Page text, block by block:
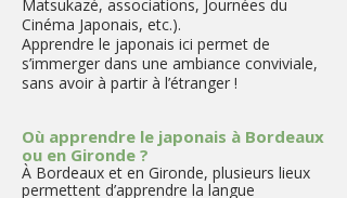
Matsukazé, associations, Journées du
Cinéma Japonais, etc.).
Apprendre le japonais ici permet de
s’immerger dans une ambiance conviviale,
sans avoir à partir à l’étranger !
Où apprendre le japonais à Bordeaux
ou en Gironde ?
​À Bordeaux et en Gironde, plusieurs lieux
permettent d’apprendre la langue